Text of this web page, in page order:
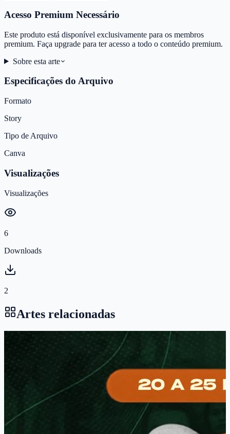
Acesso Premium Necessário
Este produto está disponível exclusivamente para os membros
premium. Faça upgrade para ter acesso a todo o conteúdo premium.
Sobre esta arte
Especificações do Arquivo
Formato
Story
Tipo de Arquivo
Canva
Visualizações
Visualizações
6
Downloads
2
Artes relacionadas